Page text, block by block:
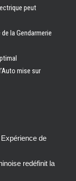
peut
la Gendarmerie
mise sur
de
redéfinit la